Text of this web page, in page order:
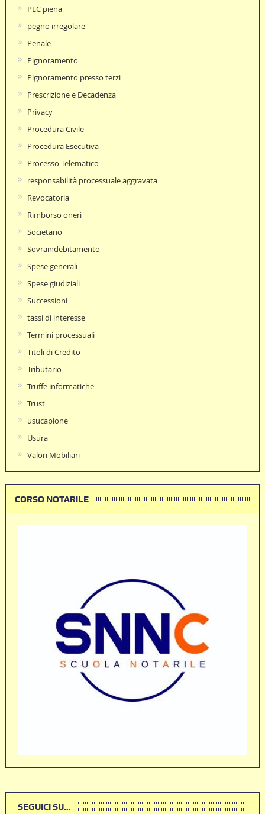
PEC piena
pegno irregolare
Penale
Pignoramento
Pignoramento presso terzi
Prescrizione e Decadenza
Privacy
Procedura Civile
Procedura Esecutiva
Processo Telematico
responsabilità processuale aggravata
Revocatoria
Rimborso oneri
Societario
Sovraindebitamento
Spese generali
Spese giudiziali
Successioni
tassi di interesse
Termini processuali
Titoli di Credito
Tributario
Truffe informatiche
Trust
usucapione
Usura
Valori Mobiliari
CORSO NOTARILE
SEGUICI SU…